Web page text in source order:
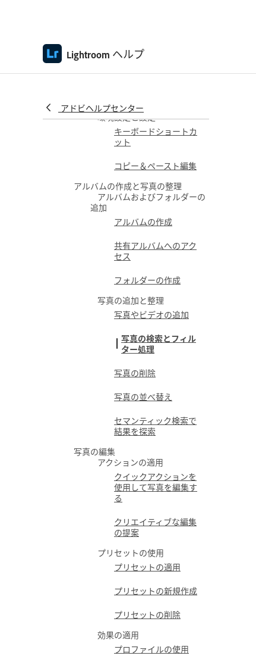
Lightroom ヘルプ
アドビヘルプセンター
アー
アプリにアクセス
環境設定と設定
キーボードショートカ
ット
コピー＆ペースト編集
アルバムの作成と写真の整理
アルバムおよびフォルダーの
追加
アルバムの作成
共有アルバムへのアク
セス
フォルダーの作成
写真の追加と整理
写真やビデオの追加
写真の検索とフィル
ター処理
写真の削除
写真の並べ替え
セマンティック検索で
結果を探索
写真の編集
アクションの適用
クイックアクションを
使用して写真を編集す
る
クリエイティブな編集
の提案
プリセットの使用
プリセットの適用
プリセットの新規作成
プリセットの削除
効果の適用
プロファイルの使用